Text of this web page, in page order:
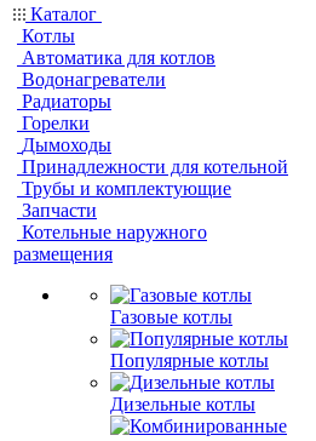
Каталог
Котлы
Автоматика для котлов
Водонагреватели
Радиаторы
Горелки
Дымоходы
Принадлежности для котельной
Трубы и комплектующие
Запчасти
Котельные наружного
размещения
Газовые котлы
Популярные котлы
Дизельные котлы